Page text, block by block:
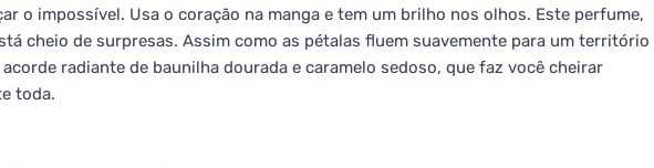
o impossível. Usa o coração na manga e tem um brilho nos olhos. Este perfume,
cheio de surpresas. Assim como as pétalas fluem suavemente para um território
radiante de baunilha dourada e caramelo sedoso, que faz você cheirar
toda.